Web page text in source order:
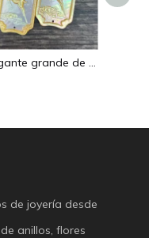
Colgante grande de nácar Natural con imagen de animal, cuadrado de corte para collar con cabujón de diseño en relieve de concha amarilla
de joyería desde
anillos, flores